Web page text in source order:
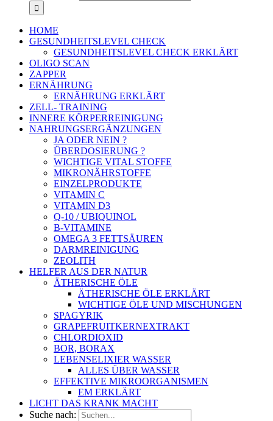
HOME
GESUNDHEITSLEVEL CHECK
GESUNDHEITSLEVEL CHECK ERKLÄRT
OLIGO SCAN
ZAPPER
ERNÄHRUNG
ERNÄHRUNG ERKLÄRT
ZELL- TRAINING
INNERE KÖRPERREINIGUNG
NAHRUNGSERGÄNZUNGEN
JA ODER NEIN ?
ÜBERDOSIERUNG ?
WICHTIGE VITAL STOFFE
MIKRONÄHRSTOFFE
EINZELPRODUKTE
VITAMIN C
VITAMIN D3
Q-10 / UBIQUINOL
B-VITAMINE
OMEGA 3 FETTSÄUREN
DARMREINIGUNG
ZEOLITH
HELFER AUS DER NATUR
ÄTHERISCHE ÖLE
ÄTHERISCHE ÖLE ERKLÄRT
WICHTIGE ÖLE UND MISCHUNGEN
SPAGYRIK
GRAPEFRUITKERNEXTRAKT
CHLORDIOXID
BOR, BORAX
LEBENSELIXIER WASSER
ALLES ÜBER WASSER
EFFEKTIVE MIKROORGANISMEN
EM ERKLÄRT
LICHT DAS KRANK MACHT
Suche nach: